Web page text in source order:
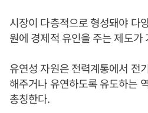
시장이 다층적으로 형성돼야 다
원에 경제적 유인을 주는 제도가
유연성 자원은 전력계통에서 전
해주거나 유연하도록 유도하는
총칭한다.